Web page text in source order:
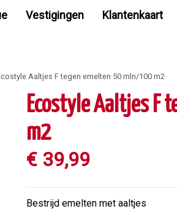
Aaltjes F tegen emelten 50 mln/100 m2
Vestigingen Klantenkaart
Ecostyle Aaltjes F
m2
€ 39,99
Bestrijd emelten met aaltjes